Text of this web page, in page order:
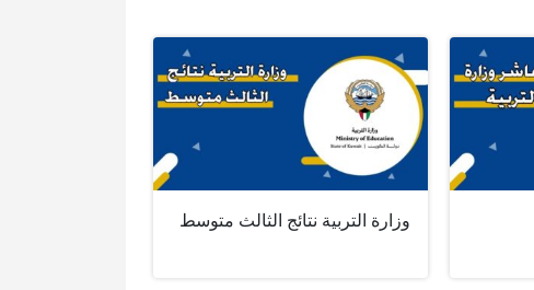
وزارة التربية نتائج الثالث متوسط